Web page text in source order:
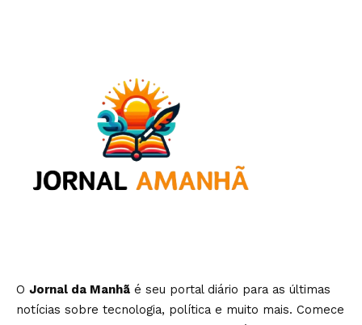
O Jornal da Manhã é seu portal diário para as últimas
notícias sobre tecnologia, política e muito mais. Comece